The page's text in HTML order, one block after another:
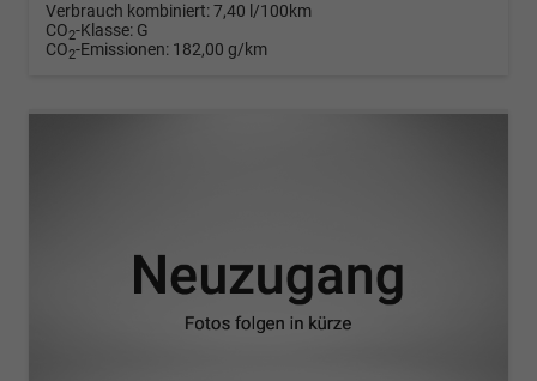
Verbrauch kombiniert:7,40 l/100km
CO2-Klasse: G
CO2-Emissionen: 182,00 g/km